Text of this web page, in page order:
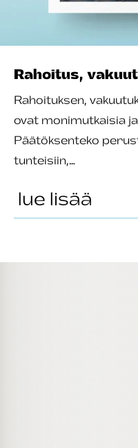
Rahoitus,
Rahoituksen,
ovat monimutkaisia
Päätöksenteko
tunteisiin,…
lue lisää